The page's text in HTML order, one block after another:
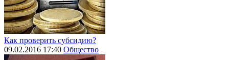
Как проверить субсидию?
09.02.2016 17:40 Общество